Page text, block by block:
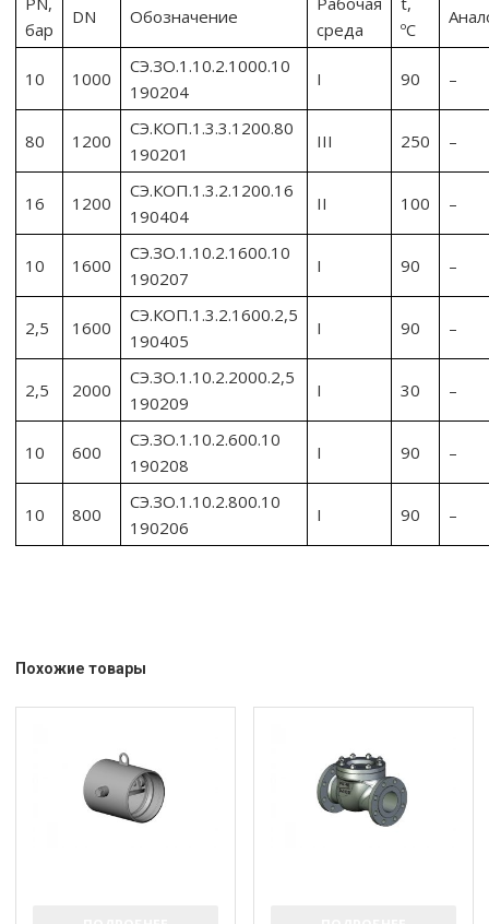
бар
DN Обозначение
среда
ºС
10 1000
СЭ.ЗО.1.10.2.1000.10
190204
I 90 –
80 1200
СЭ.КОП.1.3.3.1200.80
190201
III 250 –
16 1200
СЭ.КОП.1.3.2.1200.16
190404
II 100 –
10 1600
СЭ.ЗО.1.10.2.1600.10
190207
I 90 –
2,5 1600
СЭ.КОП.1.3.2.1600.2,5
190405
I 90 –
2,5 2000
СЭ.ЗО.1.10.2.2000.2,5
190209
I 30 –
10 600
СЭ.ЗО.1.10.2.600.10
190208
I 90 –
10 800
СЭ.ЗО.1.10.2.800.10
190206
I 90 –
Похожие товары